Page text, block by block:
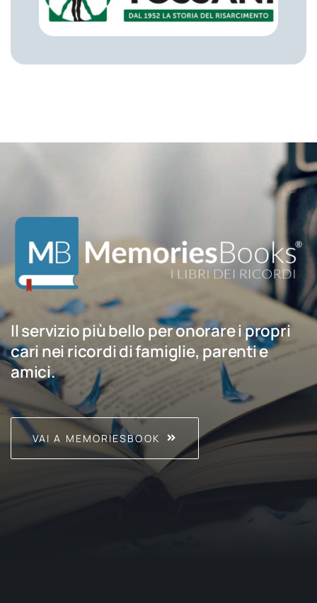
Il servizio più bello per onorare i propri
cari nei ricordi di famiglie, parenti e
amici.
VAI A MEMORIESBOOK